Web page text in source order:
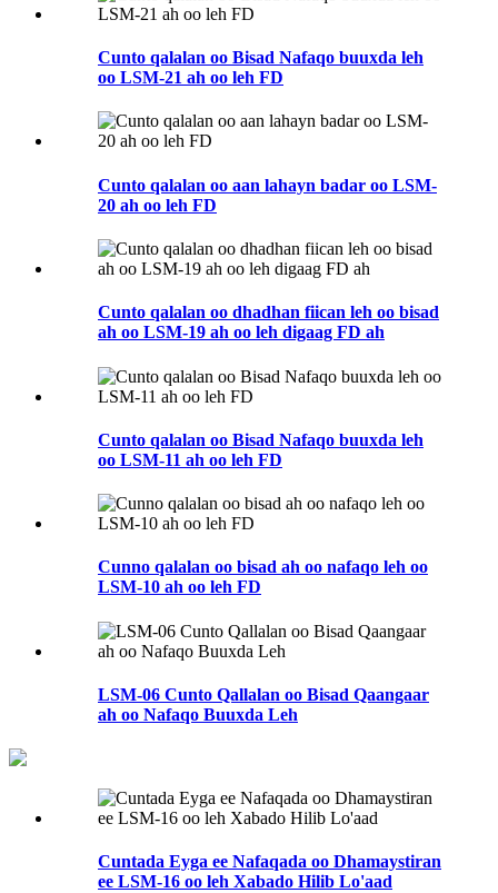
Cunto qalalan oo Bisad Nafaqo buuxda leh
oo LSM-21 ah oo leh FD
Cunto qalalan oo aan lahayn badar oo LSM-
20 ah oo leh FD
Cunto qalalan oo dhadhan fiican leh oo bisad
ah oo LSM-19 ah oo leh digaag FD ah
Cunto qalalan oo Bisad Nafaqo buuxda leh
oo LSM-11 ah oo leh FD
Cunno qalalan oo bisad ah oo nafaqo leh oo
LSM-10 ah oo leh FD
LSM-06 Cunto Qallalan oo Bisad Qaangaar
ah oo Nafaqo Buuxda Leh
Cuntada Eyga ee Nafaqada oo Dhamaystiran
ee LSM-16 oo leh Xabado Hilib Lo'aad